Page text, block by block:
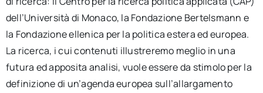
dell’Università di Monaco, la Fondazione Bertelsmann e
la Fondazione ellenica per la politica estera ed europea.
La ricerca, i cui contenuti illustreremo meglio in una
futura ed apposita analisi, vuole essere da stimolo per la
definizione di un’agenda europea sull’allargamento